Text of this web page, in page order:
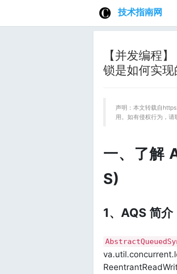
技术指南网
【并发编程
锁是如何实现
声明：本文转载自
用。如有侵权行为，请
一、了解
S)
1、AQS 简介